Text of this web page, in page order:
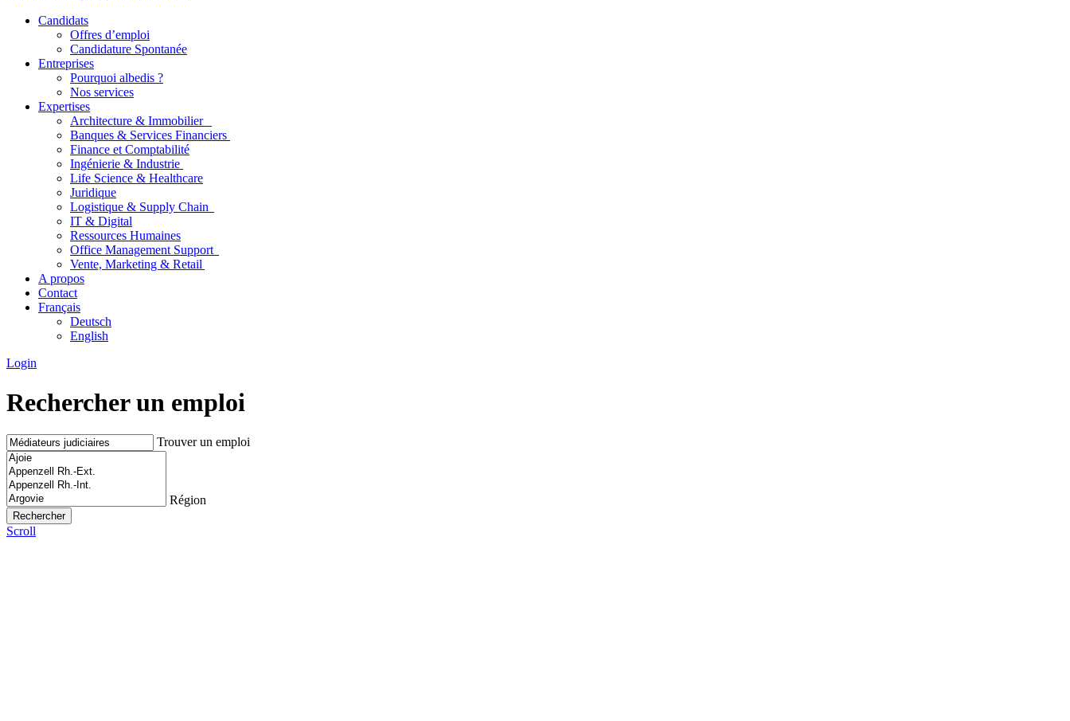
Candidats
Offres d’emploi
Candidature Spontanée
Entreprises
Pourquoi albedis ?
Nos services
Expertises
Architecture & Immobilier
Banques & Services Financiers
Finance et Comptabilité
Ingénierie & Industrie
Life Science & Healthcare
Juridique
Logistique & Supply Chain
IT & Digital
Ressources Humaines
Office Management Support
Vente, Marketing & Retail
A propos
Contact
Français
Deutsch
English
Login
Rechercher un emploi
Trouver un emploi
Région
Scroll